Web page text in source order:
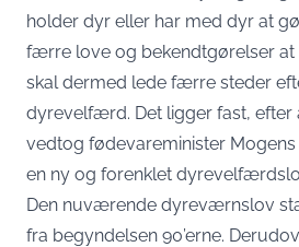
holder dyr eller har med dyr at
færre love og bekendtgørelser at
skal dermed lede færre steder
dyrevelfærd. Det ligger fast, efter
vedtog fødevareminister Mogens
en ny og forenklet
Den nuværende dyreværnslov
fra begyndelsen 90’erne.